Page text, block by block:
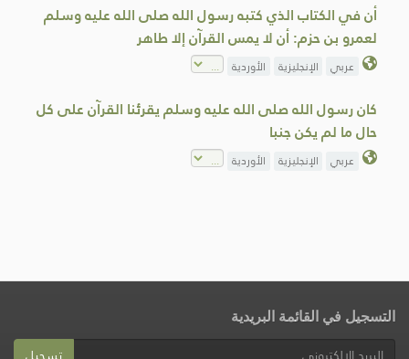
أن في الكتاب الذي كتبه رسول الله صلى الله عليه وسلم
لعمرو بن حزم: أن لا يمس القرآن إلا طاهر
عربي الإنجليزية الأوردية
كان رسول الله صلى الله عليه وسلم يقرئنا القرآن على كل
حال ما لم يكن جنبا
عربي الإنجليزية الأوردية
التسجيل في القائمة البريدية